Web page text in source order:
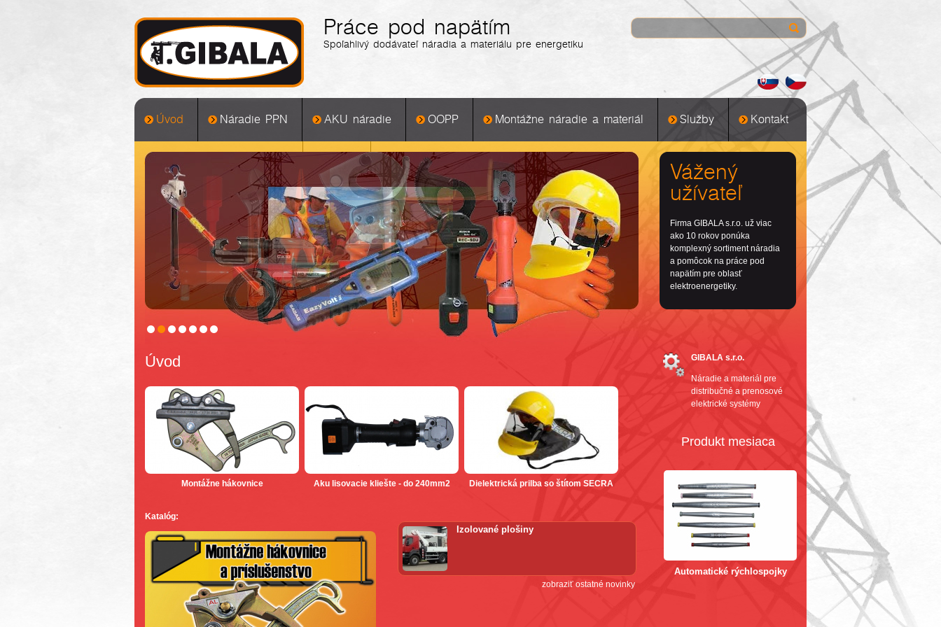
Práce pod napätím
Spoľahlivý dodávateľ náradia a materiálu pre energetiku
Úvod Náradie PPN AKU náradie OOPP Montážne náradie a materiál Služby Kontakt
MONTÁŽNE HÁKOVNICE Žabky
Vážený
užívateľ
Firma GIBALA s.r.o. už viac
ako 10 rokov ponúka
komplexný sortiment náradia
a pomôcok na práce pod
napätím pre oblasť
elektroenergetiky.
Úvod
Montážne hákovnice Aku lisovacie kliešte - do 240mm2 Dielektrická prilba so štítom SECRA
Katalóg:
Izolované plošiny
zobraziť ostatné novinky
GIBALA s.r.o.
Náradie a materiál pre
distribučné a prenosové
elektrické systémy
Produkt mesiaca
Automatické rýchlospojky